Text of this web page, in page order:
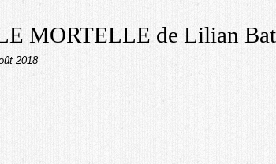
MORTELLE de Lilian
2018